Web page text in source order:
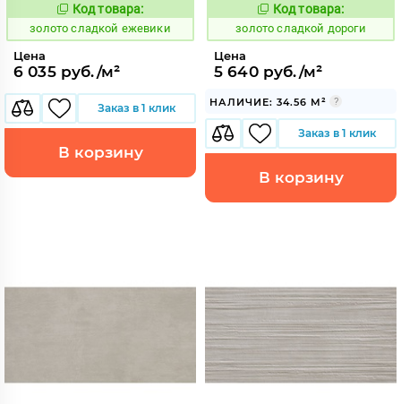
527024
Код товара:
золото сладкой ежевики
Цена
6 035 руб./м²
Заказ в 1 клик
В корзину
527022
Код товара:
золото сладкой дороги
Цена
5 640 руб./м²
НАЛИЧИЕ: 34.56 М²
Заказ в 1 клик
В корзину